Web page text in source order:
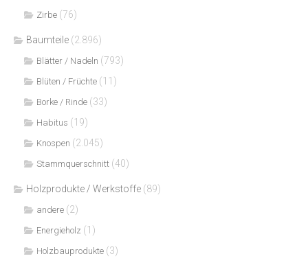
Zirbe (76)
Baumteile (2.896)
Blätter / Nadeln (793)
Blüten / Früchte (11)
Borke / Rinde (33)
Habitus (19)
Knospen (2.045)
Stammquerschnitt (40)
Holzprodukte / Werkstoffe (89)
andere (2)
Energieholz (1)
Holzbauprodukte (3)